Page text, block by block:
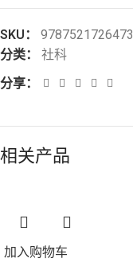
SKU： 9787521726473
分类：
社科
分享：
相关产品
加入购物车